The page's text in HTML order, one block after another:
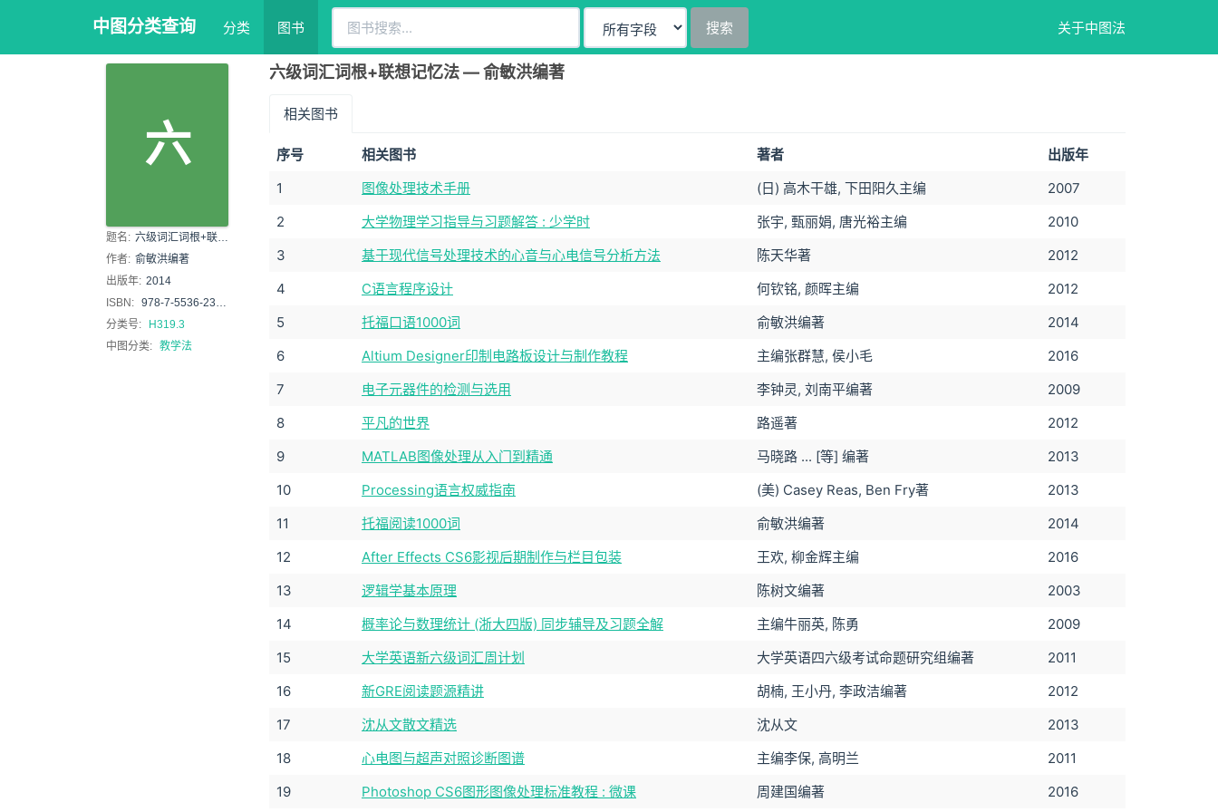
中图分类查询 分类 图书 搜索 关于中图法
六
题名: 六级词汇词根+联想记忆法
作者: 俞敏洪编著
出版年: 2014
ISBN: 978-7-5536-2352-8
分类号:
H319.3
中图分类: 教学法
六级词汇词根+联想记忆法 — 俞敏洪编著
相关图书
序号 相关图书 著者
出版年
1
图像处理技术手册 (日) 高木干雄, 下田阳久主编
2007
2
大学物理学习指导与习题解答 : 少学时 张宇, 甄丽娟, 唐光裕主编
2010
3
基于现代信号处理技术的心音与心电信号分析方法 陈天华著
2012
4
C语言程序设计 何钦铭, 颜晖主编
2012
5
托福口语1000词 俞敏洪编著
2014
6
Altium Designer印制电路板设计与制作教程 主编张群慧, 侯小毛
2016
7
电子元器件的检测与选用 李钟灵, 刘南平编著
2009
8
平凡的世界 路遥著
2012
9
MATLAB图像处理从入门到精通 马晓路 ... [等] 编著
2013
10
Processing语言权威指南 (美) Casey Reas, Ben Fry著
2013
11
托福阅读1000词 俞敏洪编著
2014
12
After Effects CS6影视后期制作与栏目包装 王欢, 柳金辉主编
2016
13
逻辑学基本原理 陈树文编著
2003
14
概率论与数理统计 (浙大四版) 同步辅导及习题全解 主编牛丽英, 陈勇
2009
15
大学英语新六级词汇周计划 大学英语四六级考试命题研究组编著
2011
16
新GRE阅读题源精讲 胡楠, 王小丹, 李政洁编著
2012
17
沈从文散文精选 沈从文
2013
18
心电图与超声对照诊断图谱 主编李保, 高明兰
2011
19
Photoshop CS6图形图像处理标准教程 : 微课 周建国编著 2016